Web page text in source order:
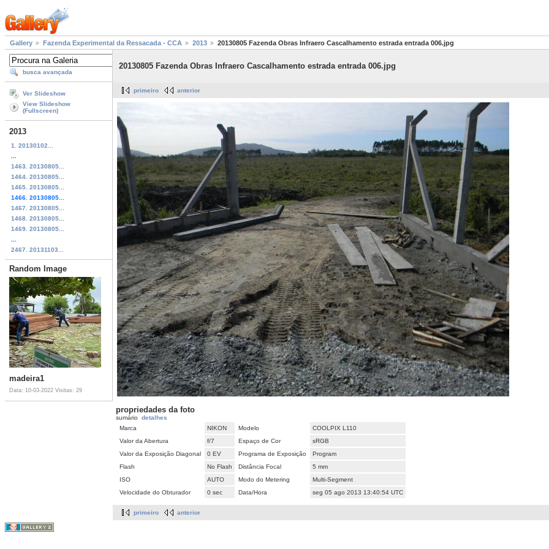
Gallery Fazenda Experimental da Ressacada - CCA 2013 20130805 Fazenda Obras Infraero Cascalhamento estrada entrada 006.jpg
busca avançada
Ver Slideshow
View Slideshow
(Fullscreen)
2013
1. 20130102...
1463. 20130805...
1464. 20130805...
1465. 20130805...
1466. 20130805...
1467. 20130805...
1468. 20130805...
1469. 20130805...
2467. 20131103...
Random Image
madeira1
Data: 10-03-2022 Visitas: 29
20130805 Fazenda Obras Infraero Cascalhamento estrada entrada 006.jpg
primeiro anterior
propriedades da foto
sumário detalhes
Marca
NIKON Modelo
COOLPIX L110
Valor da Abertura
f/7 Espaço de Cor
sRGB
Valor da Exposição Diagonal
0 EV Programa de Exposição
Program
Flash
No Flash Distância Focal
5 mm
ISO
AUTO Modo do Metering
Multi-Segment
Velocidade do Obturador
0 sec Data/Hora seg 05 ago 2013 13:40:54 UTC
primeiro anterior